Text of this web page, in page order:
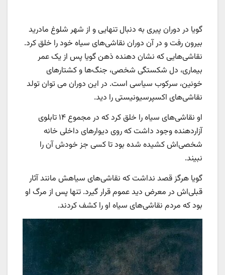
گویا در دوران پیری به دنبال تنهایی و از شهر شلوغ مادرید
بیرون رفت و در آن دوران نقاشی‌های سیاه خود را خلق کرد.
نقاشی‌هایی که نشان دهنده ذهن گویا پس از یک عمر
بیماری، دل شکستگی شخصی، جنگ‌ها و کشتارهای
خونین، سرکوب سیاسی است. در این دوران می توان تولد
نقاشی‌های اکسپرسیونیستی را دید.
او نقاشی‌های سیاه را خلق کرد که در مجموع ۱۴ تابلوی
آزاردهنده وجود داشت که روی دیوارهای داخلی خانه
شخصی‌اش کشیده شده بود تا کسی جز خودش آن را
نبیند.
گویا هرگز قصد نداشت که نقاشی‌های سیاهش مانند آثار
قبلی‌اش در معرض دید عموم قرار گیرد. تنها پس از مرگ او
بود که مردم نقاشی‌های سیاه او را کشف کردند.